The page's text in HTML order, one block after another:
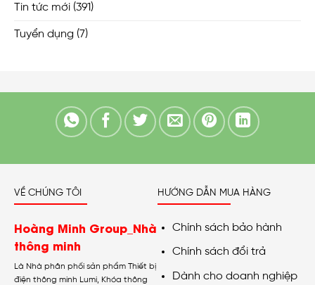
Tin tức mới (391)
Tuyển dụng (7)
VỀ CHÚNG TÔI
Hoàng Minh Group_Nhà
thông minh
Là Nhà phân phối sản phẩm Thiết bị
điện thông minh Lumi, Khóa thông
HƯỚNG DẪN MUA HÀNG
Chính sách bảo hành
Chính sách đổi trả
Dành cho doanh nghiệp